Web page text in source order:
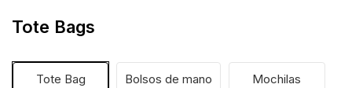
Tote Bags
Tote Bag Bolsos de mano Mochilas